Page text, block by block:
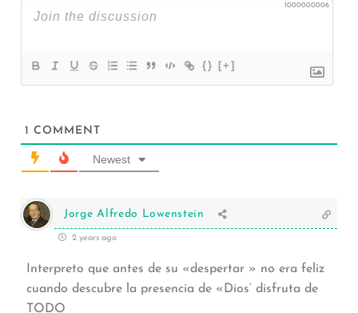
1000000006
{} [+]
1 COMMENT
Newest
Jorge Alfredo Lowenstein
2 years ago
Interpreto que antes de su «despertar » no era feliz
cuando descubre la presencia de «Dios’ disfruta de
TODO